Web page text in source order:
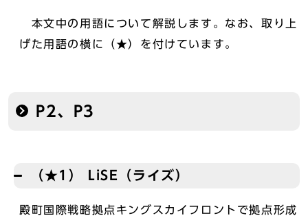
本文中の用語について解説します。なお、取り上
げた用語の横に（★）を付けています。
P2、P3
（★1） LiSE（ライズ）
殿町国際戦略拠点キングスカイフロントで拠点形成